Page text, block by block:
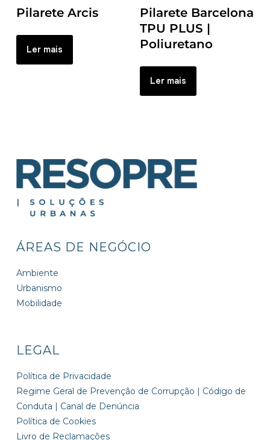
Pilarete Arcis
Ler mais
Pilarete Barcelona
TPU PLUS |
Poliuretano
Ler mais
ÁREAS DE NEGÓCIO
Ambiente
Urbanismo
Mobilidade
LEGAL
Política de Privacidade
Regime Geral de Prevenção de Corrupção | Código de
Conduta | Canal de Denúncia
Política de Cookies
Livro de Reclamações